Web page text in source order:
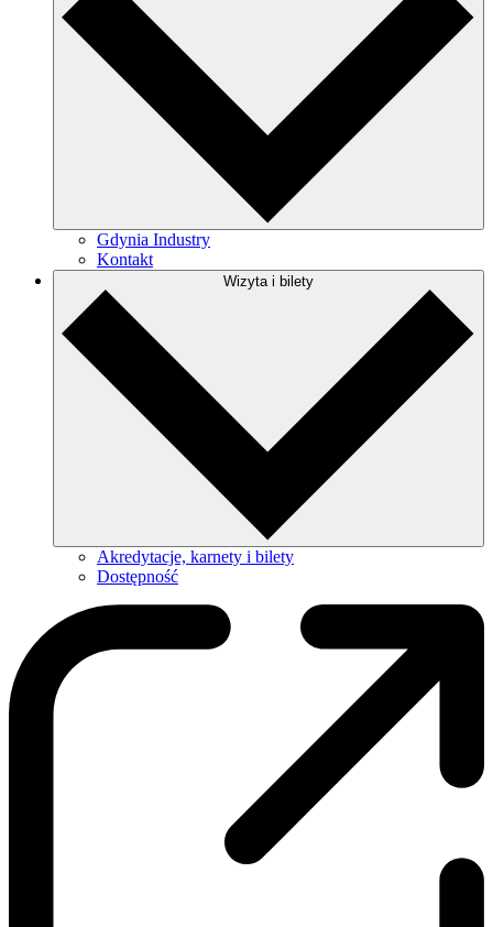
Gdynia Industry
Kontakt
Wizyta i bilety
Akredytacje, karnety i bilety
Dostępność